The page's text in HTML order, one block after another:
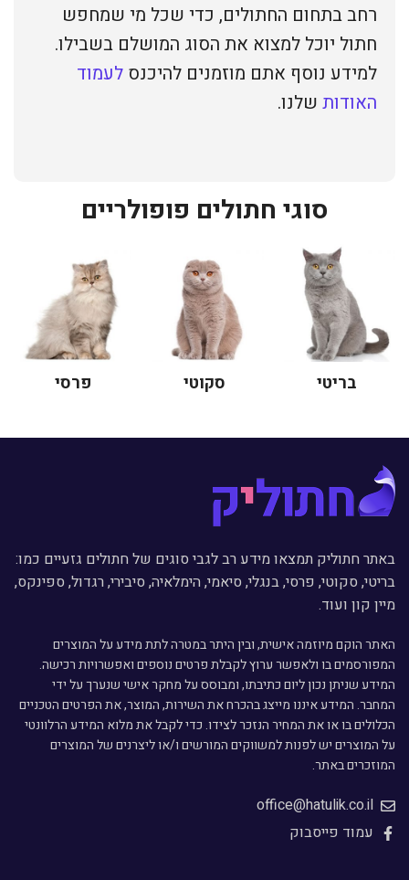
רחב בתחום החתולים, כדי שכל מי שמחפש
חתול יוכל למצוא את הסוג המושלם בשבילו.
למידע נוסף אתם מוזמנים להיכנס לעמוד
האודות שלנו.
סוגי חתולים פופולריים
בריטי סקוטי פרסי
באתר חתוליק תמצאו מידע רב לגבי סוגים של חתולים גזעיים כמו:
בריטי, סקוטי, פרסי, בנגלי, סיאמי, הימלאיה, סיבירי, רגדול, ספינקס,
מיין קון ועוד.
האתר הוקם מיוזמה אישית, ובין היתר במטרה לתת מידע על המוצרים
המפורסמים בו ולאפשר ערוץ לקבלת פרטים נוספים ואפשרויות רכישה.
המידע שניתן נכון ליום כתיבתו, ומבוסס על מחקר אישי שנערך על ידי
המחבר. המידע איננו מייצג בהכרח את השירות, המוצר, את הפרטים הטכניים
הכלולים בו או את המחיר הנזכר לצידו. כדי לקבל את מלוא המידע הרלוונטי
על המוצרים יש לפנות למשווקים המורשים ו/או ליצרנים של המוצרים
המוזכרים באתר.
office@hatulik.co.il
עמוד פייסבוק